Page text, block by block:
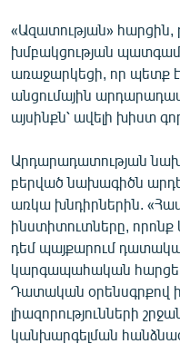
«Ազատության» հարցին,
խմբակցության
առաջարկեցի, որ պետք
անցումային
այսինքն՝ ավելի խիստ
Արդարադատության
բերված նախագիծն
առկա խնդիրներին.
ինստիտուտները, որոնք
դեմ պայքարում
կարգապահական
Դատական օրենսգրքով
լիազորությունների
կանխարգելման